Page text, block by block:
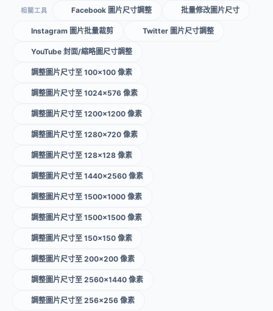
相關工具 Facebook 圖片尺寸調整 批量修改圖片尺寸
Instagram 圖片批量裁剪 Twitter 圖片尺寸調整
YouTube 封面/縮略圖尺寸調整
調整圖片尺寸至 100×100 像素
調整圖片尺寸至 1024×576 像素
調整圖片尺寸至 1200×1200 像素
調整圖片尺寸至 1280×720 像素
調整圖片尺寸至 128×128 像素
調整圖片尺寸至 1440×2560 像素
調整圖片尺寸至 1500×1000 像素
調整圖片尺寸至 1500×1500 像素
調整圖片尺寸至 150×150 像素
調整圖片尺寸至 200×200 像素
調整圖片尺寸至 2560×1440 像素
調整圖片尺寸至 256×256 像素